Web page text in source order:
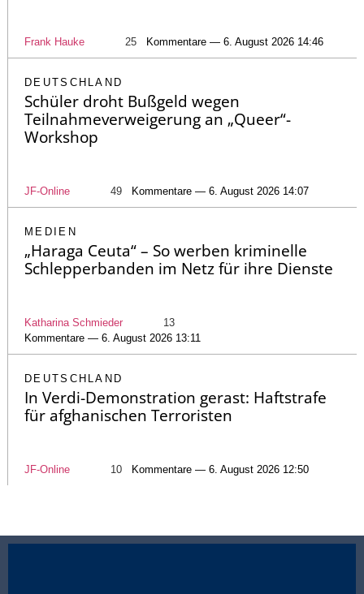
Frank Hauke 25 Kommentare — 6. August 2026 14:46
DEUTSCHLAND
Schüler droht Bußgeld wegen
Teilnahmeverweigerung an „Queer“-
Workshop
JF-Online 49 Kommentare — 6. August 2026 14:07
MEDIEN
„Haraga Ceuta“ – So werben kriminelle
Schlepperbanden im Netz für ihre Dienste
Katharina Schmieder
13
Kommentare — 6. August 2026 13:11
DEUTSCHLAND
In Verdi-Demonstration gerast: Haftstrafe
für afghanischen Terroristen
JF-Online 10 Kommentare — 6. August 2026 12:50